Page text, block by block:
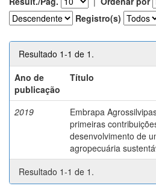
Registro(s)
Resultado 1-1 de 1.
Ano de
publicação
Título
2019
Embrapa
primeiras
desenvolvimento de
agropecuária
Resultado 1-1 de 1.